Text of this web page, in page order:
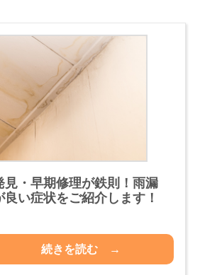
見・早期修理が鉄則！雨漏
良い症状をご紹介します！
続きを読む →